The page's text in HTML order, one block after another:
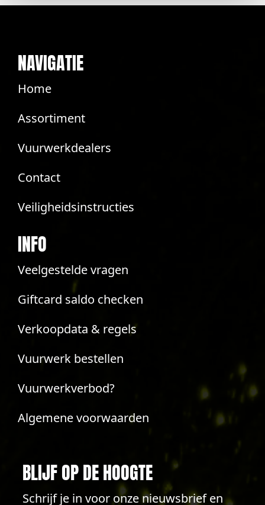
NAVIGATIE
Home
Assortiment
Vuurwerkdealers
Contact
Veiligheidsinstructies
INFO
Veelgestelde vragen
Giftcard saldo checken
Verkoopdata & regels
Vuurwerk bestellen
Vuurwerkverbod?
Algemene voorwaarden
BLIJF OP DE HOOGTE
Schrijf je in voor onze nieuwsbrief en